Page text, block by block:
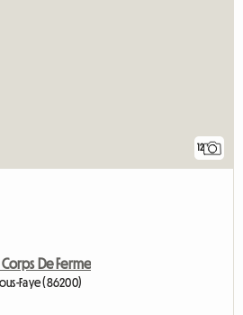
12
Corps De Ferme
Faye (86200)